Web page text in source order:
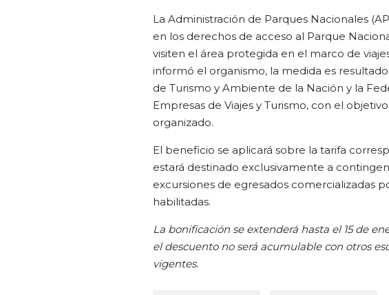
La Administración de Parques Nacionales
en los derechos de acceso al Parque
visiten el área protegida en el marco de
informó el organismo, la medida es
de Turismo y Ambiente de la Nación y la
Empresas de Viajes y Turismo, con el
organizado.
El beneficio se aplicará sobre la tarifa
estará destinado exclusivamente a
excursiones de egresados comercializadas
habilitadas.
La bonificación se extenderá hasta el 15 de
el descuento no será acumulable con otros
vigentes.